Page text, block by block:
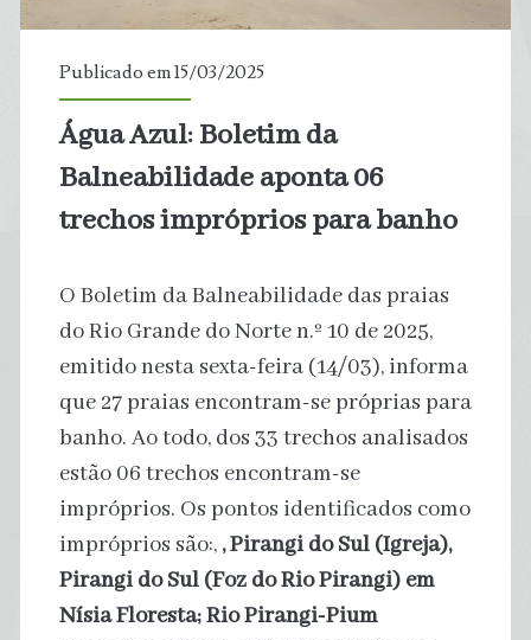
Publicado em 15/03/2025
Água Azul: Boletim da
Balneabilidade aponta 06
trechos impróprios para banho
O Boletim da Balneabilidade das praias
do Rio Grande do Norte n.º 10 de 2025,
emitido nesta sexta-feira (14/03), informa
que 27 praias encontram-se próprias para
banho. Ao todo, dos 33 trechos analisados
estão 06 trechos encontram-se
impróprios. Os pontos identificados como
impróprios são:, , Pirangi do Sul (Igreja),
Pirangi do Sul (Foz do Rio Pirangi) em
Nísia Floresta; Rio Pirangi-Pium